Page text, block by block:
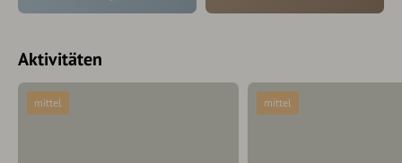
Aktivitäten
mittel mittel